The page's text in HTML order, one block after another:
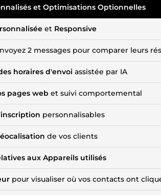
et Optimisations Optionnelles
et Responsive
2 messages pour comparer leurs
horaires d'envoi assistée par IA
pages web et suivi comportemental
personnalisables
de vos clients
aux Appareils utilisés
pour visualiser où vos contacts ont